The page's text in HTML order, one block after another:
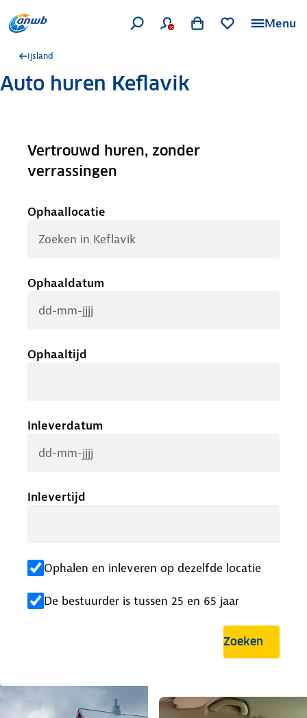
Menu
Ijsland
Auto huren Keflavik
Vertrouwd huren, zonder
verrassingen
Ophaallocatie
Ophaaldatum
Ophaaltijd
Inleverdatum
Inlevertijd
Ophalen en inleveren op dezelfde locatie
De bestuurder is tussen 25 en 65 jaar
Zoeken